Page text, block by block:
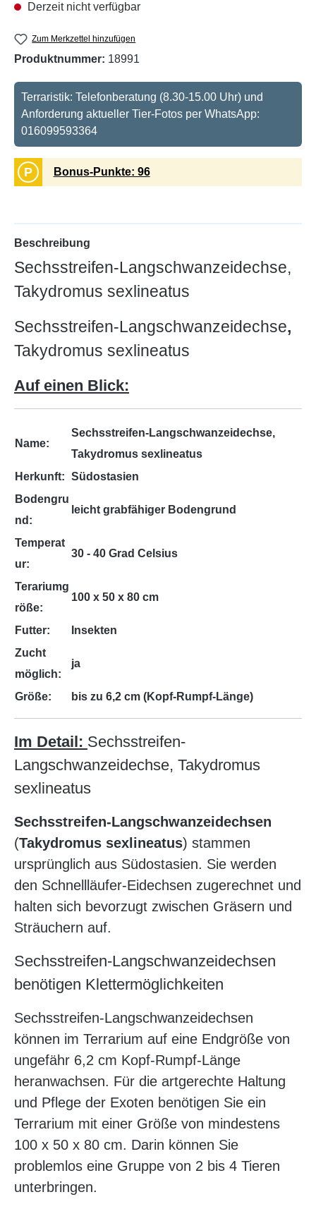
Derzeit nicht verfügbar
Zum Merkzettel hinzufügen
Produktnummer: 18991
Terraristik: Telefonberatung (8.30-15.00 Uhr) und
Anforderung aktueller Tier-Fotos per WhatsApp:
016099593364
P Bonus-Punkte: 96
Beschreibung
Sechsstreifen-Langschwanzeidechse,
Takydromus sexlineatus
Sechsstreifen-Langschwanzeidechse,
Takydromus sexlineatus
Auf einen Blick:
Name:
Sechsstreifen-Langschwanzeidechse,
Takydromus sexlineatus
Herkunft: Südostasien
Bodengru
nd:
leicht grabfähiger Bodengrund
Temperat
ur:
30 - 40 Grad Celsius
Terariumg
röße:
100 x 50 x 80 cm
Futter:
Insekten
Zucht
möglich:
ja
Größe: bis zu 6,2 cm (Kopf-Rumpf-Länge)
Im Detail: Sechsstreifen-
Langschwanzeidechse, Takydromus
sexlineatus
Sechsstreifen-Langschwanzeidechsen
(Takydromus sexlineatus) stammen
ursprünglich aus Südostasien. Sie werden
den Schnellläufer-Eidechsen zugerechnet und
halten sich bevorzugt zwischen Gräsern und
Sträuchern auf.
Sechsstreifen-Langschwanzeidechsen
benötigen Klettermöglichkeiten
Sechsstreifen-Langschwanzeidechsen
können im Terrarium auf eine Endgröße von
ungefähr 6,2 cm Kopf-Rumpf-Länge
heranwachsen. Für die artgerechte Haltung
und Pflege der Exoten benötigen Sie ein
Terrarium mit einer Größe von mindestens
100 x 50 x 80 cm. Darin können Sie
problemlos eine Gruppe von 2 bis 4 Tieren
unterbringen.